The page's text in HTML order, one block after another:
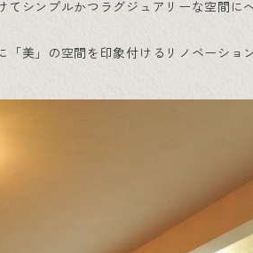
シンプルかつラグジュアリーな空間
美」の空間を印象付けるリノベーショ